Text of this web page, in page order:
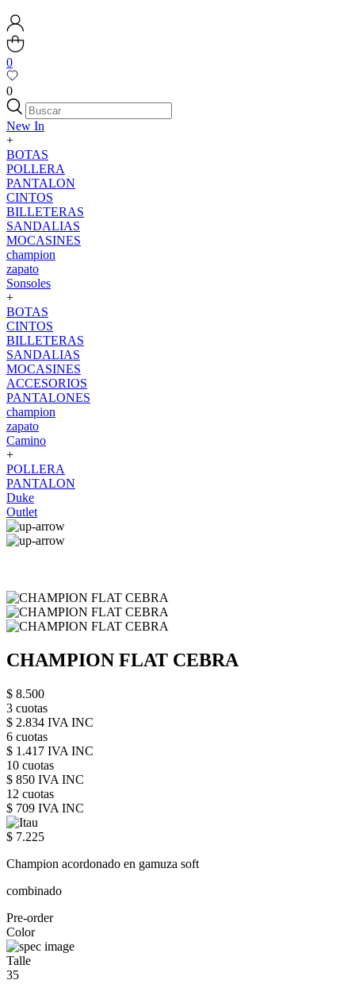
0
0
New In
+
BOTAS
POLLERA
PANTALON
CINTOS
BILLETERAS
SANDALIAS
MOCASINES
champion
zapato
Sonsoles
+
BOTAS
CINTOS
BILLETERAS
SANDALIAS
MOCASINES
ACCESORIOS
PANTALONES
champion
zapato
Camino
+
POLLERA
PANTALON
Duke
Outlet
CHAMPION FLAT CEBRA
$ 8.500
3 cuotas
$ 2.834 IVA INC
6 cuotas
$ 1.417 IVA INC
10 cuotas
$ 850 IVA INC
12 cuotas
$ 709 IVA INC
$ 7.225
Champion acordonado en gamuza soft
combinado
Pre-order
Color
Talle
35